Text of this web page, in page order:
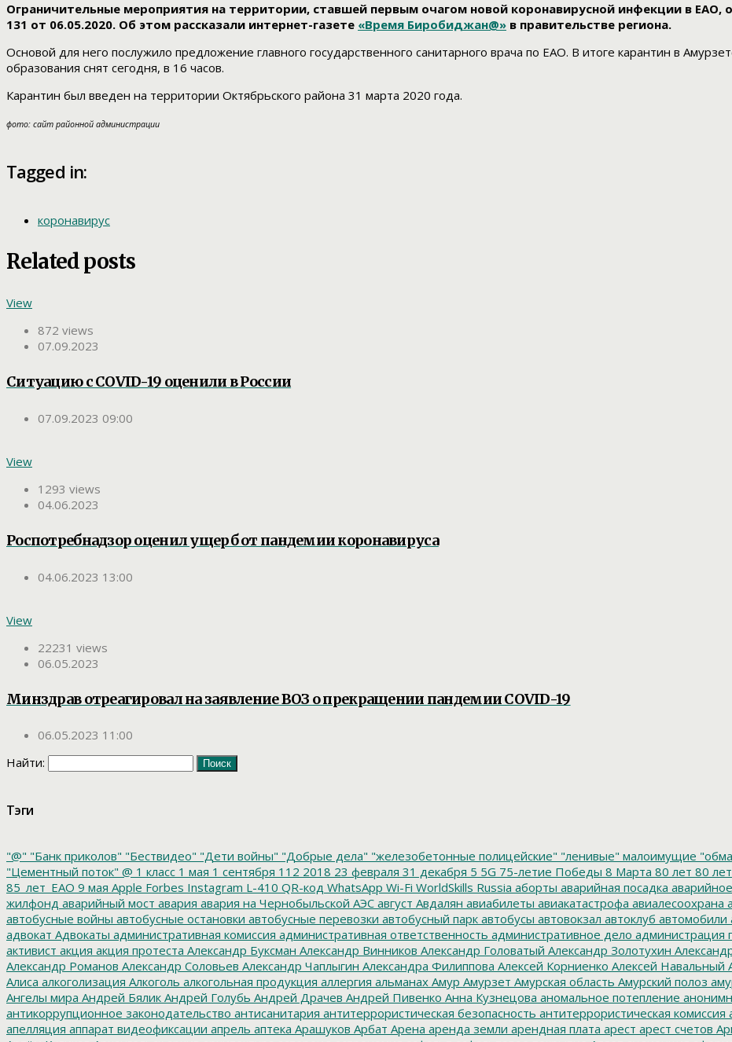
Ограничительные мероприятия на территории, ставшей первым очагом новой коронавирусной инфекции в ЕАО,
131 от 06.05.2020. Об этом рассказали интернет-газете «Время Биробиджан@» в правительстве региона.
Основой для него послужило предложение главного государственного санитарного врача по ЕАО. В итоге карантин в
образования снят сегодня, в 16 часов.
Карантин был введен на территории Октябрьского района 31 марта 2020 года.
фото: сайт районной администрации
Tagged in:
коронавирус
Related posts
View
872 views
07.09.2023
Ситуацию с COVID-19 оценили в России
07.09.2023 09:00
View
1293 views
04.06.2023
Роспотребнадзор оценил ущерб от пандемии коронавируса
04.06.2023 13:00
View
22231 views
06.05.2023
Минздрав отреагировал на заявление ВОЗ о прекращении пандемии COVID-19
06.05.2023 11:00
Найти:
Тэги
"@" "Банк приколов" "Бествидео" "Дети войны" "Добрые дела" "железобетонные полицейские" "ленивые" малоимущие
"Цементный поток" @ 1 класс 1 мая 1 сентября 112 2018 23 февраля 31 декабря 5 5G 75-летие Победы 8 Марта 80 лет 80
85_лет_ЕАО 9 мая Apple Forbes Instagram L-410 QR-код WhatsApp Wi-Fi WorldSkills Russia аборты аварийная посадка
жилфонд аварийный мост авария авария на Чернобыльской АЭС август Авдалян авиабилеты авиакатастрофа авиалесоохрана
автобусные войны автобусные остановки автобусные перевозки автобусный парк автобусы автовокзал автоклуб автомобили
адвокат Адвокаты административная комиссия административная ответственность административное дело администрация
активист акция акция протеста Александр Буксман Александр Винников Александр Головатый Александр Золотухин
Александр Романов Александр Соловьев Александр Чаплыгин Александра Филиппова Алексей Корниенко Алексей Навальный
Алиса алкоголизация Алкоголь алкогольная продукция аллергия альманах Амур Амурзет Амурская область Амурский полоз
Ангелы мира Андрей Бялик Андрей Голубь Андрей Драчев Андрей Пивенко Анна Кузнецова аномальное потепление
антикоррупционное законодательство антисанитария антитеррористическая безопасность антитеррористическая комиссия
апелляция аппарат видеофиксации апрель аптека Арашуков Арбат Арена аренда земли арендная плата арест арест счетов